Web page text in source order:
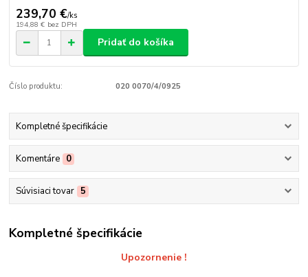
239,70 €/ks
194,88 € bez DPH
Pridať do košíka
Číslo produktu: 020 0070/4/0925
Kompletné špecifikácie
Komentáre 0
Súvisiaci tovar 5
Kompletné špecifikácie
Upozornenie !